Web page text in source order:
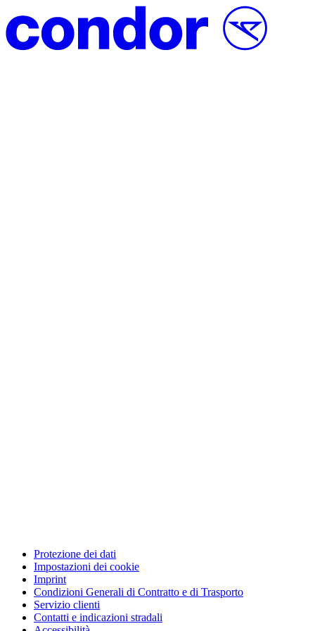
Protezione dei dati
Impostazioni dei cookie
Imprint
Condizioni Generali di Contratto e di Trasporto
Servizio clienti
Contatti e indicazioni stradali